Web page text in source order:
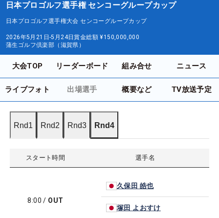
日本プロゴルフ選手権 センコーグループカップ
日本プロゴルフ選手権大会 センコーグループカップ
2026年5月21日-5月24日賞金総額 ¥150,000,000
蒲生ゴルフ倶楽部（滋賀県）
大会TOP リーダーボード 組み合せ ニュース
ライブフォト 出場選手 概要など TV放送予定
Rnd1 Rnd2 Rnd3 Rnd4
スタート時間 選手名
8:00 / OUT
久保田 皓也
塚田 よおすけ